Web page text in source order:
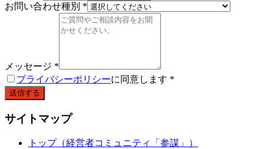
お問い合わせ種別 *
メッセージ *
プライバシーポリシーに同意します *
送信する
サイトマップ
トップ（経営者コミュニティ「参謀」）